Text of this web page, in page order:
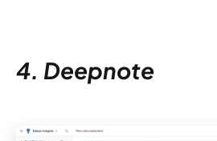
4. Deepnote